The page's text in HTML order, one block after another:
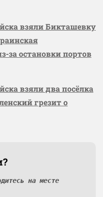
взяли Бикташевку
за остановки портов
взяли два посёлка
грезит о
на месте